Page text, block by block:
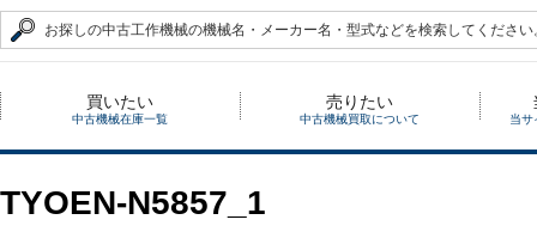
買いたい
中古機械在庫一覧
売りたい
中古機械買取について 当サ
TYOEN-N5857_1